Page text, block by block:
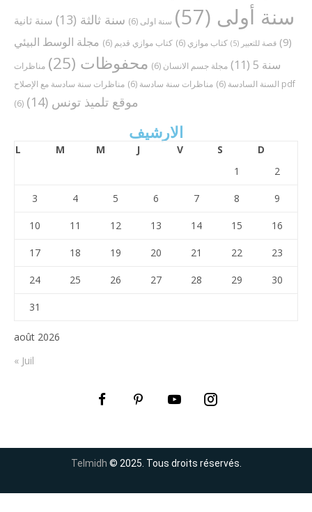
سنة أولى (57) سنة اولى (6) سنة ثالثة (13)
سنة ثانية
(9)
قصة للتعبير (5) كتاب موازي (6) كتاب موازي قديم (6)
مجلة الوسط البيئي
سنة 5
(11) مجلة جسم الانسان (6) محفوظات (25)
مناظرات
السنة السادسة (6) مناظرات سنة سادسة (6)
مناظرات سنة سادسة مع الإصلاح pdf
(6)
موقع تلميذ تونس (14)
الارشيف
août 2026
L M M J V S
D
1
2
3 4 5 6 7 8 9
10 11 12 13 14 15 16
17 18 19 20 21 22 23
24 25 26 27 28 29 30
31
« Juil
Telmidh © 2025. Tous droits réservés.